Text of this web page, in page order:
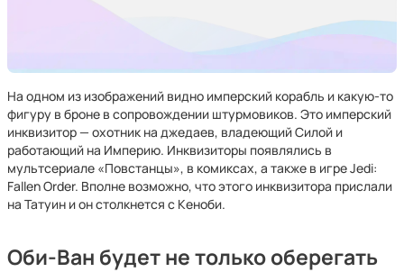
На одном из изображений видно имперский корабль и какую-то
фигуру в броне в сопровождении штурмовиков. Это имперский
инквизитор — охотник на джедаев, владеющий Силой и
работающий на Империю. Инквизиторы появлялись в
мультсериале «Повстанцы», в комиксах, а также в игре Jedi:
Fallen Order. Вполне возможно, что этого инквизитора прислали
на Татуин и он столкнется с Кеноби.
Оби-Ван будет не только оберегать